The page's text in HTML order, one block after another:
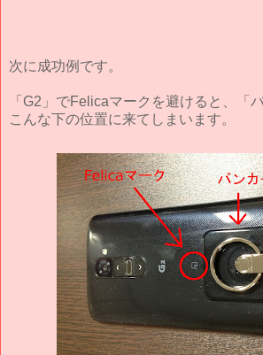
次に成功例です。
「G2」でFelicaマークを避けると、「
こんな下の位置に来てしまいます。